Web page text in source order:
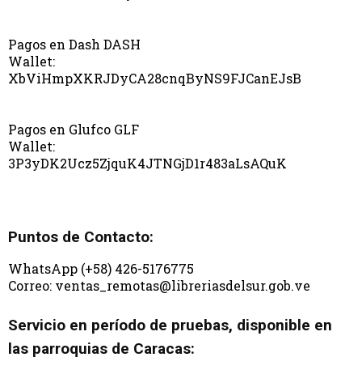
Pagos en Dash DASH
Wallet:
XbViHmpXKRJDyCA28cnqByNS9FJCanEJsB
Pagos en Glufco GLF
Wallet:
3P3yDK2Ucz5ZjquK4JTNGjD1r483aLsAQuK
Puntos de Contacto:
WhatsApp (+58) 426-5176775
Correo: ventas_remotas@libreriasdelsur.gob.ve
Servicio en período de pruebas, disponible en
las parroquias de Caracas: